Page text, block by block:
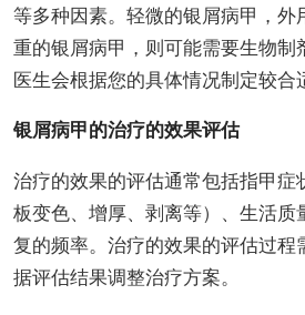
等多种因素。轻微的银屑病甲，外
重的银屑病甲，则可能需要生物制
医生会根据您的具体情况制定较合
银屑病甲的治疗的效果评估
治疗的效果的评估通常包括指甲症
板变色、增厚、剥离等）、生活质
复的频率。治疗的效果的评估过程
据评估结果调整治疗方案。